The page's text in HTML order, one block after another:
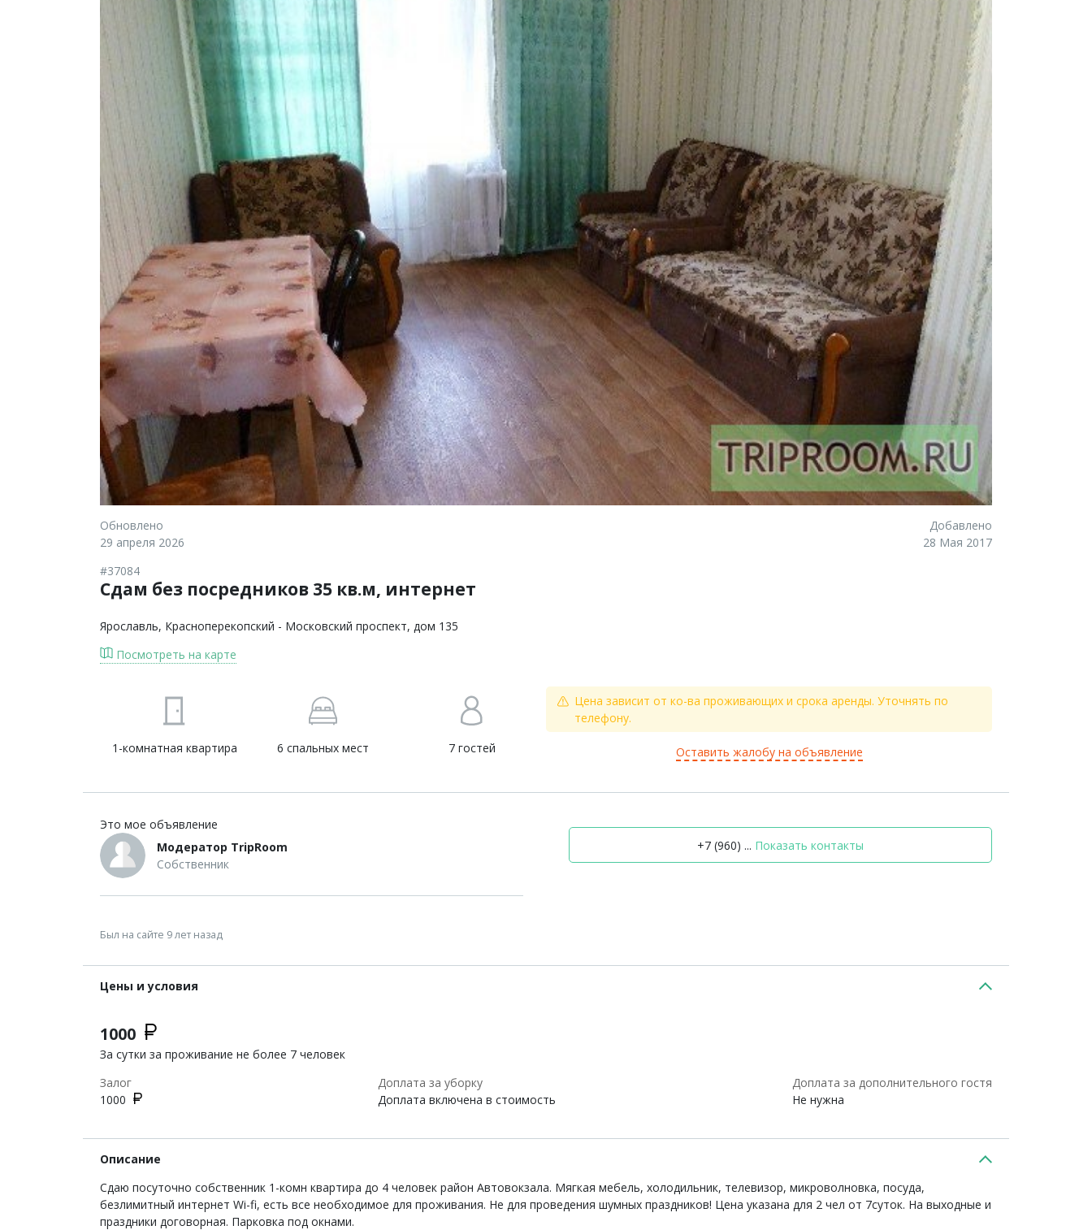
Обновлено
29 апреля 2026
Добавлено
28 Мая 2017
Сдам без посредников 35 кв.м, интернет
#37084
Ярославль, Красноперекопский - Московский проспект, дом 135
Посмотреть на карте
1-комнатная квартира 6 спальных мест 7 гостей
Цена зависит от ко-ва проживающих и срока аренды. Уточнять по
телефону.
Оставить жалобу на объявление
Модератор TripRoom
Собственник
Был на сайте 9 лет назад
Это мое объявление
+7 (960) ... Показать контакты
Цены и условия
1000
За сутки за проживание не более 7 человек
Залог
1000
Доплата за уборку
Доплата включена в стоимость
Доплата за дополнительного гостя
Не нужна
Описание
Сдаю посуточно собственник 1-комн квартира до 4 человек район Автовокзала. Мягкая мебель, холодильник, телевизор, микроволновка, посуда,
безлимитный интернет Wi-fi, есть все необходимое для проживания. Не для проведения шумных праздников! Цена указана для 2 чел от 7суток. На выходные и
праздники договорная. Парковка под окнами.